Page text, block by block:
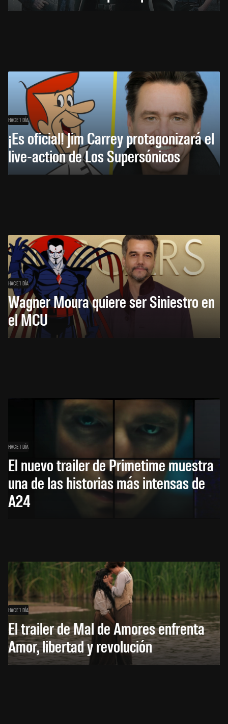
HACE 1 DÍA
¡Es oficial! Jim Carrey protagonizará el
live-action de Los Supersónicos
HACE 1 DÍA
Wagner Moura quiere ser Siniestro en
el MCU
HACE 1 DÍA
El nuevo trailer de Primetime muestra
una de las historias más intensas de
A24
HACE 1 DÍA
El trailer de Mal de Amores enfrenta
Amor, libertad y revolución